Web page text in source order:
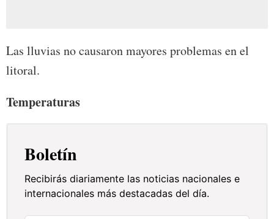
Las lluvias no causaron mayores problemas en el
litoral.
Temperaturas
Boletín
Recibirás diariamente las noticias nacionales e
internacionales más destacadas del día.